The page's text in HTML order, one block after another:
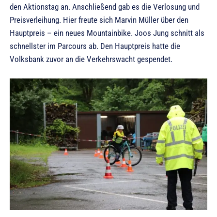
den Aktionstag an. Anschließend gab es die Verlosung und
Preisverleihung. Hier freute sich Marvin Müller über den
Hauptpreis – ein neues Mountainbike. Joos Jung schnitt als
schnellster im Parcours ab. Den Hauptpreis hatte die
Volksbank zuvor an die Verkehrswacht gespendet.